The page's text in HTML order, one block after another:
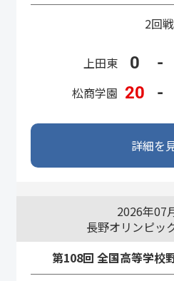
2回戦
上田東 0 -
松商学園 20 -
詳細を
2026年07
長野オリンピッ
第108回 全国高等学校